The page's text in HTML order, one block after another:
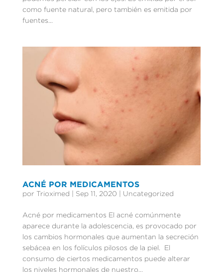
como fuente natural, pero también es emitida por
fuentes...
ACNÉ POR MEDICAMENTOS
por Trioximed Sep 11, 2020 Uncategorized
Acné por medicamentos El acné comúnmente
aparece durante la adolescencia, es provocado por
los cambios hormonales que aumentan la secreción
sebácea en los folículos pilosos de la piel. El
consumo de ciertos medicamentos puede alterar
los niveles hormonales de nuestro...